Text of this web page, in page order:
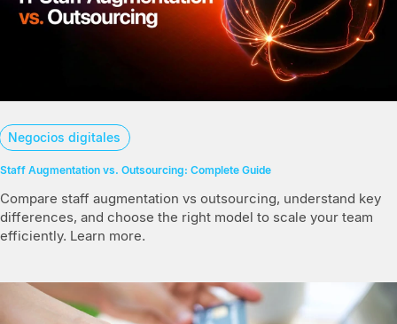
Negocios digitales
Staff Augmentation vs. Outsourcing: Complete Guide
Compare staff augmentation vs outsourcing, understand key
differences, and choose the right model to scale your team
efficiently. Learn more.